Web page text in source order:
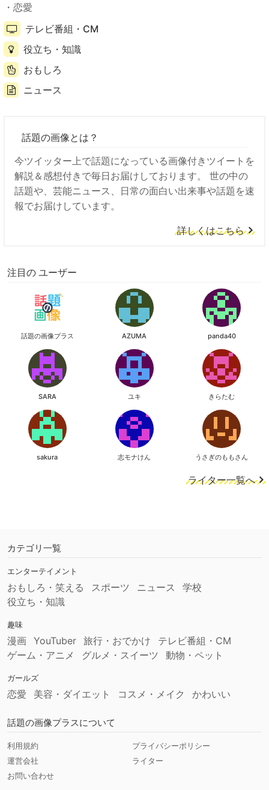
恋愛
テレビ番組・CM
役立ち・知識
おもしろ
ニュース
話題の画像とは？
今ツイッター上で話題になっている画像付きツイートを
解説＆感想付きで毎日お届けしております。 世の中の
話題や、芸能ニュース、日常の面白い出来事や話題を速
報でお届けしています。
詳しくはこちら
注目の ユーザー
話題の画像プラス AZUMA panda40
SARA ユキ きらたむ
sakura 志モナけん うさぎのももさん
ライター一覧へ
カテゴリ一覧
エンターテイメント
おもしろ・笑える スポーツ ニュース
学校
役立ち・知識
趣味
漫画 YouTuber 旅行・おでかけ
テレビ番組・CM
ゲーム・アニメ
グルメ・スイーツ 動物・ペット
ガールズ
恋愛 美容・ダイエット コスメ・メイク かわいい
話題の画像プラスについて
利用規約
プライバシーポリシー
運営会社
ライター
お問い合わせ